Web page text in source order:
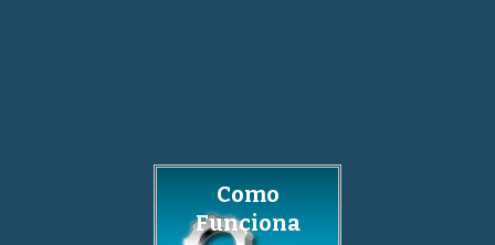
Como
Funciona